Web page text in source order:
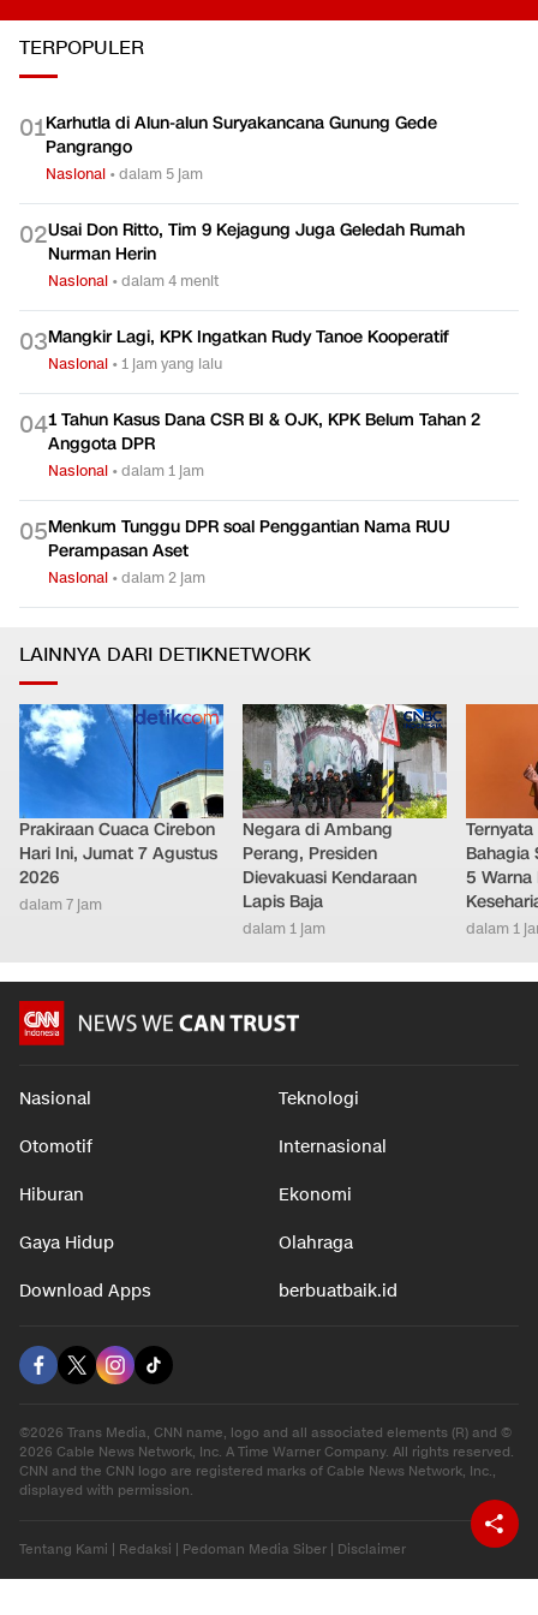
TERPOPULER
01Karhutla di Alun-alun Suryakancana Gunung Gede
Pangrango
Nasional •dalam 5 jam
02Usai Don Ritto, Tim 9 Kejagung Juga Geledah Rumah
Nurman Herin
Nasional •dalam 4 menit
03Mangkir Lagi, KPK Ingatkan Rudy Tanoe Kooperatif
Nasional •1 jam yang lalu
041 Tahun Kasus Dana CSR BI & OJK, KPK Belum Tahan 2
Anggota DPR
Nasional •dalam 1 jam
05Menkum Tunggu DPR soal Penggantian Nama RUU
Perampasan Aset
Nasional •dalam 2 jam
LAINNYA DARI DETIKNETWORK
Prakiraan Cuaca Cirebon
Hari Ini, Jumat 7 Agustus
2026
dalam 7 jam
Negara di Ambang
Perang, Presiden
Dievakuasi Kendaraan
Lapis Baja
dalam 1 jam
Bahagia
5
dalam 1
Nasional Teknologi
Otomotif Internasional
Hiburan Ekonomi
Gaya Hidup Olahraga
Download Apps berbuatbaik.id
©2026 Trans Media, CNN name, logo and all associated elements (R) and ©
2026 Cable News Network, Inc. A Time Warner Company. All rights reserved.
CNN and the CNN logo are registered marks of Cable News Network, Inc.,
displayed with permission.
Tentang Kami Redaksi Pedoman Media Siber Disclaimer